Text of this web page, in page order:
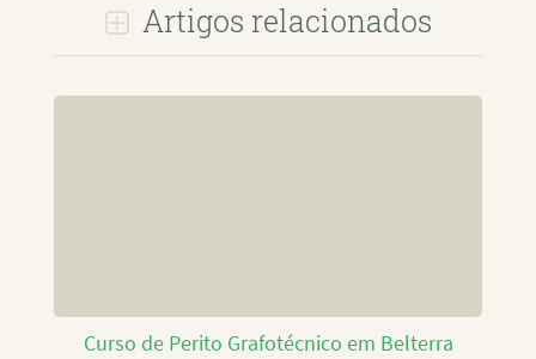
Artigos relacionados
Curso de Perito Grafotécnico em Belterra